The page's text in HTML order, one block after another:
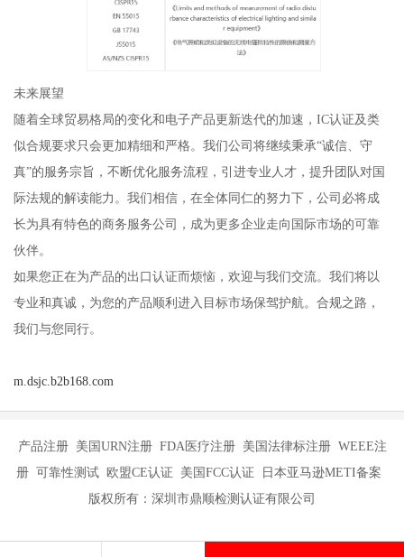
未来展望
随着全球贸易格局的变化和电子产品更新迭代的加速，IC认证及类
似合规要求只会更加精细和严格。我们公司将继续秉承“诚信、守
真”的服务宗旨，不断优化服务流程，引进专业人才，提升团队对国
际法规的解读能力。我们相信，在全体同仁的努力下，公司必将成
长为具有特色的商务服务公司，成为更多企业走向国际市场的可靠
伙伴。
如果您正在为产品的出口认证而烦恼，欢迎与我们交流。我们将以
专业和真诚，为您的产品顺利进入目标市场保驾护航。合规之路，
我们与您同行。
m.dsjc.b2b168.com
产品注册 美国URN注册 FDA医疗注册 美国法律标注册 WEEE注
册 可靠性测试 欧盟CE认证 美国FCC认证 日本亚马逊METI备案
版权所有：深圳市鼎顺检测认证有限公司